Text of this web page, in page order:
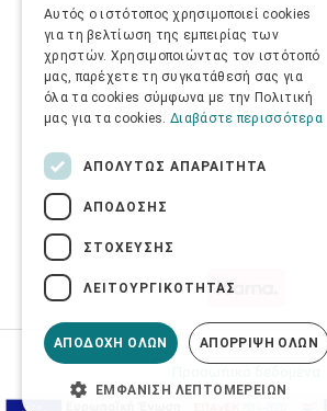
Όροι Χρήσης Ιστοσελίδας
Αυτός ο ιστότοπος χρησιμοποιεί cookies
για τη βελτίωση της εμπειρίας των
χρηστών. Χρησιμοποιώντας τον ιστότοπό
μας, παρέχετε τη συγκατάθεσή σας για
όλα τα cookies σύμφωνα με την Πολιτική
μας για τα cookies. Διαβάστε περισσότερα
ΑΠΟΛΎΤΩΣ ΑΠΑΡΑΊΤΗΤΑ
ΑΠΌΔΟΣΗΣ
ΣΤΌΧΕΥΣΗΣ
ΛΕΙΤΟΥΡΓΙΚΌΤΗΤΑΣ
ΑΠΟΔΟΧΉ ΌΛΩΝ ΑΠΌΡΡΙΨΗ ΌΛΩΝ
ΕΜΦΆΝΙΣΗ ΛΕΠΤΟΜΕΡΕΙΏΝ